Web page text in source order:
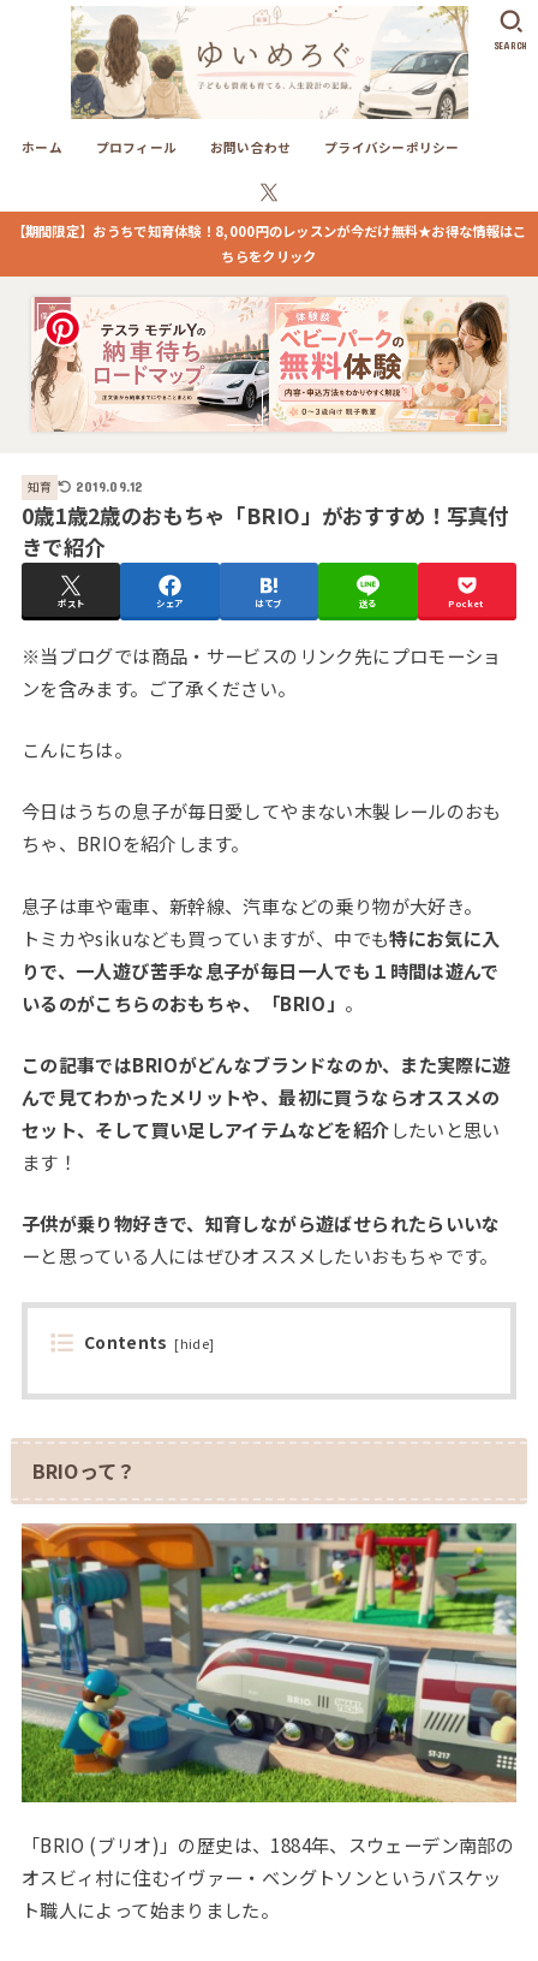
ホーム プロフィール お問い合わせ プライバシーポリシー
SEARCH
【期間限定】おうちで知育体験！8,000円のレッスンが今だけ無料★お得な情報はこ
ちらをクリック
知育 2019.09.12
0歳1歳2歳のおもちゃ「BRIO」がおすすめ！写真付
きで紹介
ポスト シェア はてブ 送る Pocket
※当ブログでは商品・サービスのリンク先にプロモーショ
ンを含みます。ご了承ください。
こんにちは。
今日はうちの息子が毎日愛してやまない木製レールのおも
ちゃ、BRIOを紹介します。
息子は車や電車、新幹線、汽車などの乗り物が大好き。
トミカやsikuなども買っていますが、中でも特にお気に入
りで、一人遊び苦手な息子が毎日一人でも１時間は遊んで
いるのがこちらのおもちゃ、「BRIO」 。
この記事ではBRIOがどんなブランドなのか、また実際に遊
んで見てわかったメリットや、最初に買うならオススメの
セット、そして買い足しアイテムなどを紹介したいと思い
ます！
子供が乗り物好きで、知育しながら遊ばせられたらいいな
ーと思っている人にはぜひオススメしたいおもちゃです。
Contents [hide]
BRIOって？
「BRIO (ブリオ)」の歴史は、1884年、スウェーデン南部の
オスビィ村に住むイヴァー・ベングトソンというバスケッ
ト職人によって始まりました。